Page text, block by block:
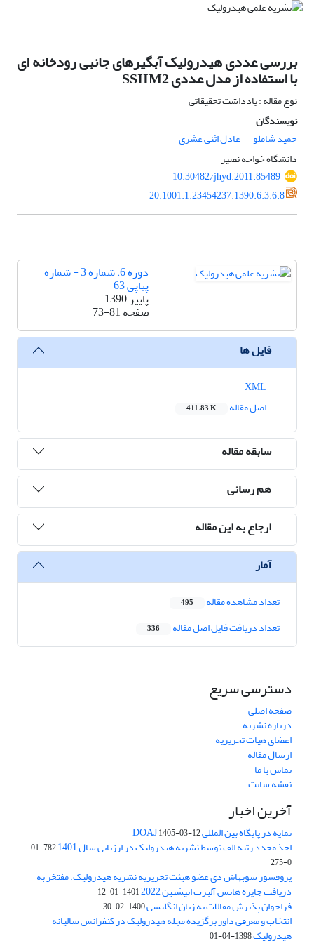
بررسی عددی هیدرولیک آبگیرهای جانبی رودخانه ای
با استفاده از مدل عددی SSIIM2
نوع مقاله : یادداشت تحقیقاتی
نویسندگان
حمید شاملو
عادل اثنی عشری
دانشگاه خواجه نصیر
10.30482/jhyd.2011.85489
20.1001.1.23454237.1390.6.3.6.8
دوره 6، شماره 3 - شماره
پیاپی 63
پاییز 1390
صفحه73-81
فایل ها
اصل مقاله
411.83 K
سابقه مقاله
هم رسانی
ارجاع به این مقاله
آمار
تعداد مشاهده مقاله 495
تعداد دریافت فایل اصل مقاله 336
دسترسی سریع
صفحه اصلی
درباره نشریه
اعضای هیات تحریریه
ارسال مقاله
تماس با ما
نقشه سایت
آخرین اخبار
نمایه در پایگاه بین المللی DOAJ1405-03-12
اخذ مجدد رتبه الف توسط نشریه هیدرولیک در ارزیابی سال 1401
782-01-
0-275
پروفسور سوبهاش دی عضو هیئت تحریریه نشریه هیدرولیک، مفتخر به
دریافت جایزه هانس آلبرت انیشتین 2022 1401-01-12
فراخوان پذیرش مقالات به زبان انگلیسی1400-02-30
انتخاب و معرفی داور برگزیده مجله هیدرولیک در کنفرانس سالیانه
هیدرولیک1398-04-01